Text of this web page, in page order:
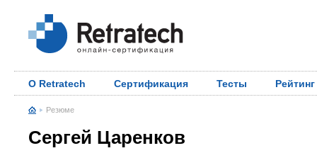
О Retratech Сертификация Тесты Рейтинг
Резюме
Сергей Царенков